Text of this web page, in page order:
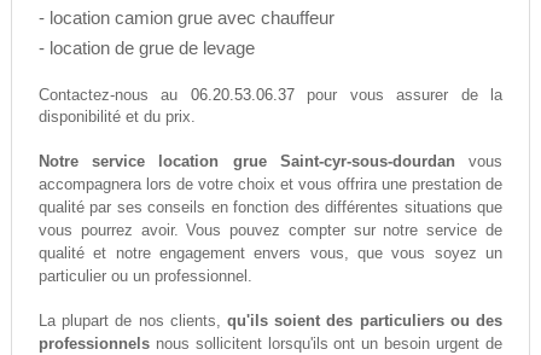
- location camion grue avec chauffeur
- location de grue de levage
Contactez-nous au 06.20.53.06.37pour vous assurer de la
disponibilité et du prix.
Notre service location grue Saint-cyr-sous-dourdan vous
accompagnera lors de votre choix et vous offrira une prestation de
qualité par ses conseils en fonction des différentes situations que
vous pourrez avoir. Vous pouvez compter sur notre service de
qualité et notre engagement envers vous, que vous soyez un
particulier ou un professionnel.
La plupart de nos clients, qu'ils soient des particuliers ou des
professionnelsnous sollicitent lorsqu'ils ont un besoin urgent de